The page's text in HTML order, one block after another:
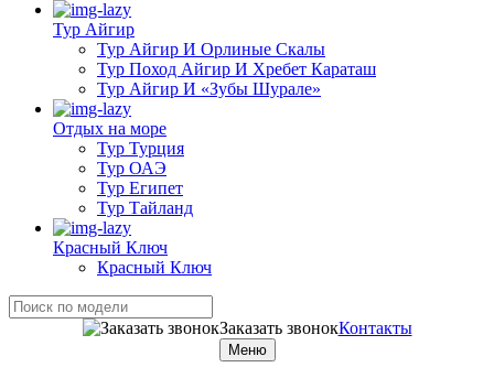
Тур Айгир
Тур Айгир И Орлиные Скалы
Тур Поход Айгир И Хребет Караташ
Тур Айгир И «Зубы Шурале»
Отдых на море
Тур Турция
Тур ОАЭ
Тур Египет
Тур Тайланд
Красный Ключ
Красный Ключ
Заказать звонокКонтакты
Меню